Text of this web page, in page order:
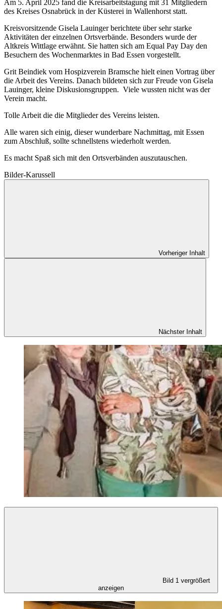
Am 5. April 2025 fand die Kreisarbeitstagung mit 31 Mitgliedern
des Kreises Osnabrück in der Küsterei in Wallenhorst statt.
Kreisvorsitzende Gisela Lauinger berichtete über sehr starke
Aktivitäten der einzelnen Ortsverbände. Besonders wurde der
Altkreis Wittlage erwähnt. Sie hatten sich am Equal Pay Day den
Besuchern des Wochenmarktes in Bad Essen vorgestellt.
Grit Beindiek vom Hospizverein Bramsche hielt einen Vortrag über
die Arbeit des Vereins. Danach bildeten sich zur Freude von Gisela
Lauinger, kleine Diskusionsgruppen. Viele wussten nicht was der
Verein macht.
Tolle Arbeit die die Mitglieder des Vereins leisten.
Alle waren sich einig, dieser wunderbare Nachmittag, mit Essen
zum Abschluß, sollte schnellstens wiederholt werden.
Es macht Spaß sich mit den Ortsverbänden auszutauschen.
Bilder-Karussell
Vorheriger Inhalt
Nächster Inhalt
Bild 1 vergrößert
anzeigen